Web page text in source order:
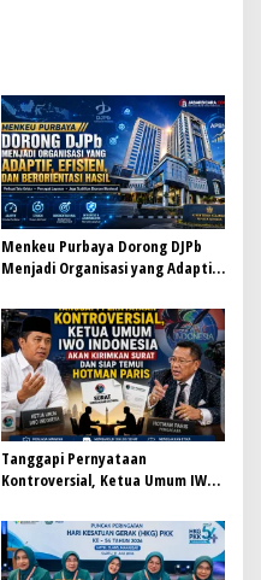
Menkeu Purbaya Dorong DJPb
Menjadi Organisasi yang Adaptif,
Tanggapi Pernyataan
Kontroversial, Ketua Umum IWO
Temui Hotman Paris: Jaga
Marwah Pers Lewat Dialog
Terbuka